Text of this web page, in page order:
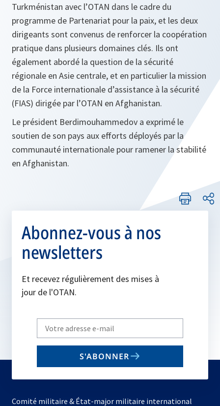
Turkménistan avec l’OTAN dans le cadre du
programme de Partenariat pour la paix, et les deux
dirigeants sont convenus de renforcer la coopération
pratique dans plusieurs domaines clés. Ils ont
également abordé la question de la sécurité
régionale en Asie centrale, et en particulier la mission
de la Force internationale d’assistance à la sécurité
(FIAS) dirigée par l’OTAN en Afghanistan.
Le président Berdimouhammedov a exprimé le
soutien de son pays aux efforts déployés par la
communauté internationale pour ramener la stabilité
en Afghanistan.
Abonnez-vous à nos
newsletters
Et recevez régulièrement des mises à
jour de l'OTAN.
Write
your
email
S'ABONNER
Comité militaire & État-major militaire international